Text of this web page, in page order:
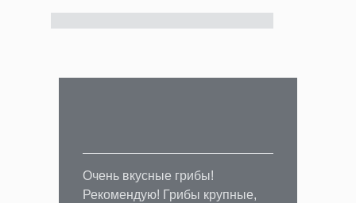
Очень вкусные грибы!
Рекомендую! Грибы крупные,
+7 (495) 921-03-13